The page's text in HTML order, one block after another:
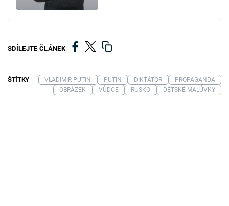
SDÍLEJTE ČLÁNEK
ŠTÍTKY VLADIMIR PUTIN PUTIN DIKTÁTOR
PROPAGANDA
OBRÁZEK
VŮDCE RUSKO DĚTSKÉ MALŮVKY